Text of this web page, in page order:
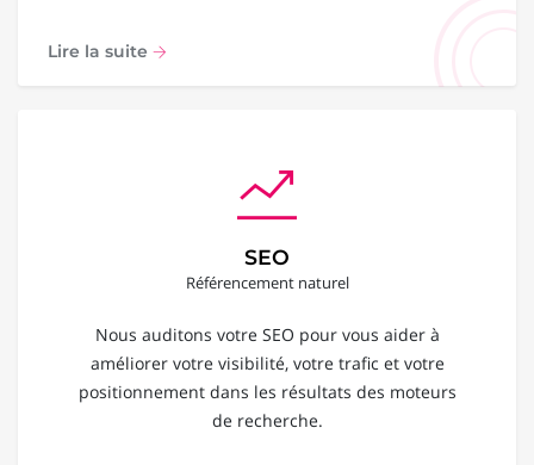
Lire la suite
SEO
Référencement naturel
Nous auditons votre SEO pour vous aider à
améliorer votre visibilité, votre trafic et votre
positionnement dans les résultats des moteurs
de recherche.